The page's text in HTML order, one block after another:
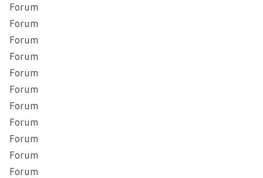
Forum
Forum
Forum
Forum
Forum
Forum
Forum
Forum
Forum
Forum
Forum